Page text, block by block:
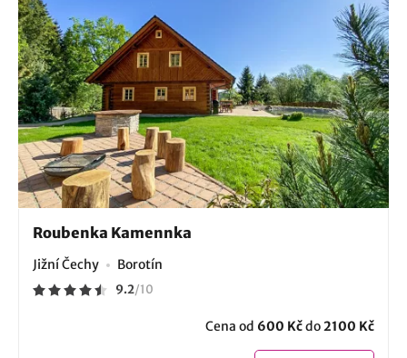
Roubenka Kamennka
Jižní Čechy Borotín
9.2/10
Cena od 600 Kčdo 2100 Kč